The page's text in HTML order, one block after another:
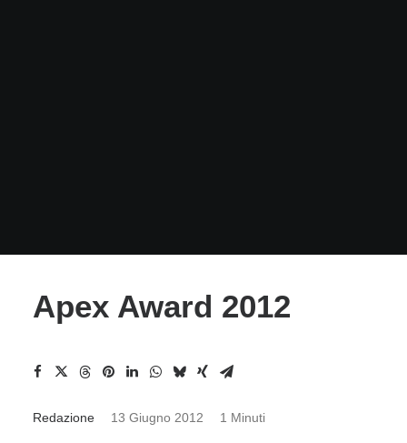
Apex Award 2012
Redazione 13 Giugno 2012 1 Minuti